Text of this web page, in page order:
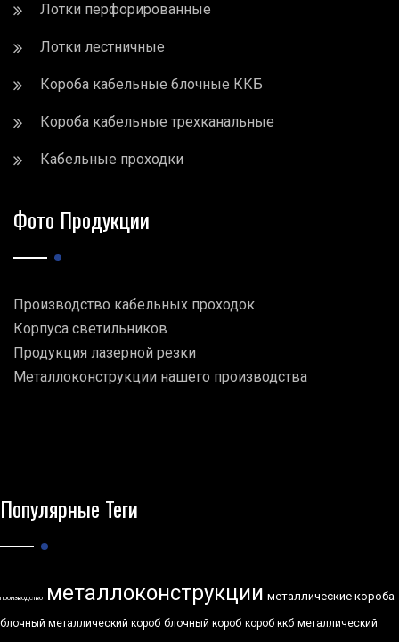
Лотки перфорированные
Лотки лестничные
Короба кабельные блочные ККБ
Короба кабельные трехканальные
Кабельные проходки
Фото Продукции
Производство кабельных проходок
Корпуса светильников
Продукция лазерной резки
Металлоконструкции нашего производства
Популярные Теги
производство металлоконструкции металлические короба
блочный металлический короб блочный короб короб ккб металлический